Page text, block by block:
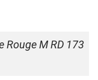
Rouge M RD 173